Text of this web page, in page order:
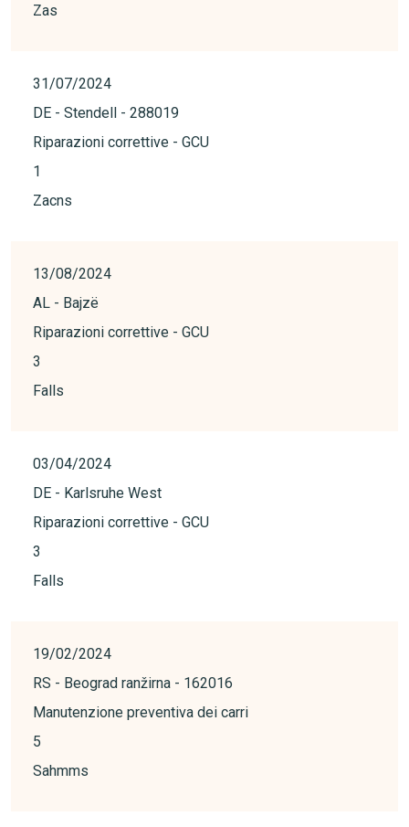
Zas
31/07/2024
DE - Stendell - 288019
Riparazioni correttive - GCU
1
Zacns
13/08/2024
AL - Bajzë
Riparazioni correttive - GCU
3
Falls
03/04/2024
DE - Karlsruhe West
Riparazioni correttive - GCU
3
Falls
19/02/2024
RS - Beograd ranžirna - 162016
Manutenzione preventiva dei carri
5
Sahmms